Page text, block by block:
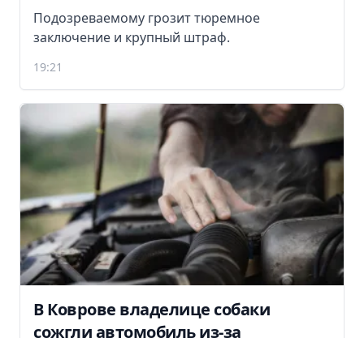
Подозреваемому грозит тюремное
заключение и крупный штраф.
19:21
В Коврове владелице собаки
сожгли автомобиль из-за